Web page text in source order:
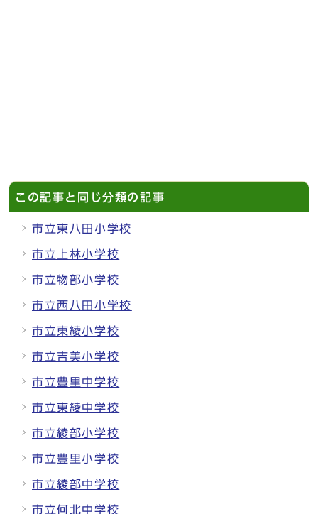
この記事と同じ分類の記事
市立東八田小学校
市立上林小学校
市立物部小学校
市立西八田小学校
市立東綾小学校
市立吉美小学校
市立豊里中学校
市立東綾中学校
市立綾部小学校
市立豊里小学校
市立綾部中学校
市立何北中学校